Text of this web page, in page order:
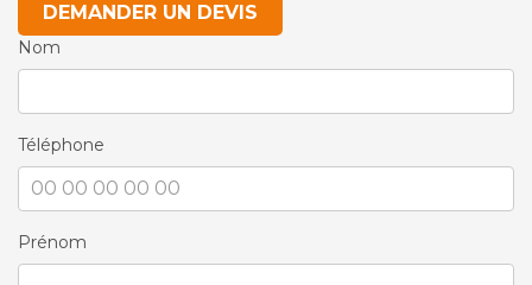
DEMANDER UN DEVIS
Nom
Téléphone
Prénom